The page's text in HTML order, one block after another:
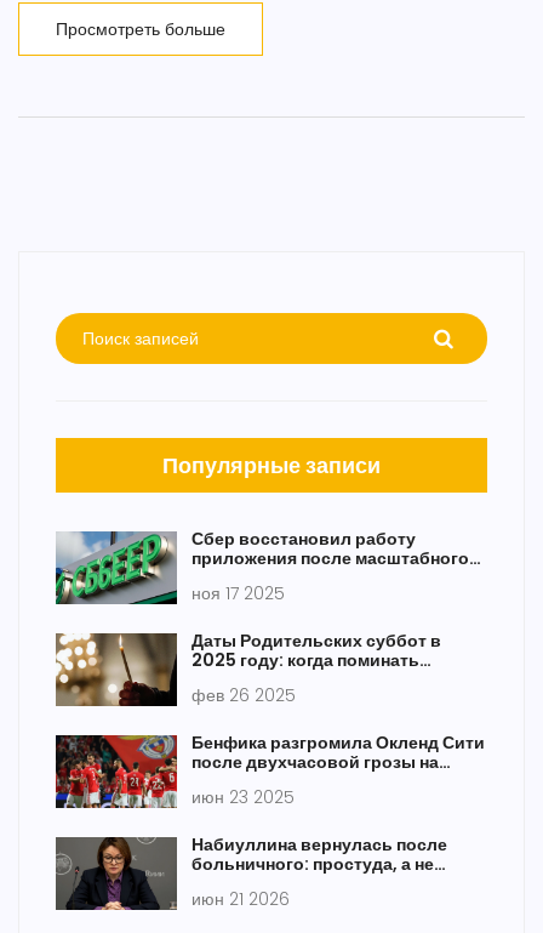
Просмотреть больше
Популярные записи
Сбер восстановил работу
приложения после масштабного
клиентов
ноя 17 2025
Даты Родительских суббот в
2025 году: когда поминать
фев 26 2025
Бенфика разгромила Окленд Сити
после двухчасовой грозы на
июн 23 2025
Набиуллина вернулась после
больничного: простуда, а не
июн 21 2026